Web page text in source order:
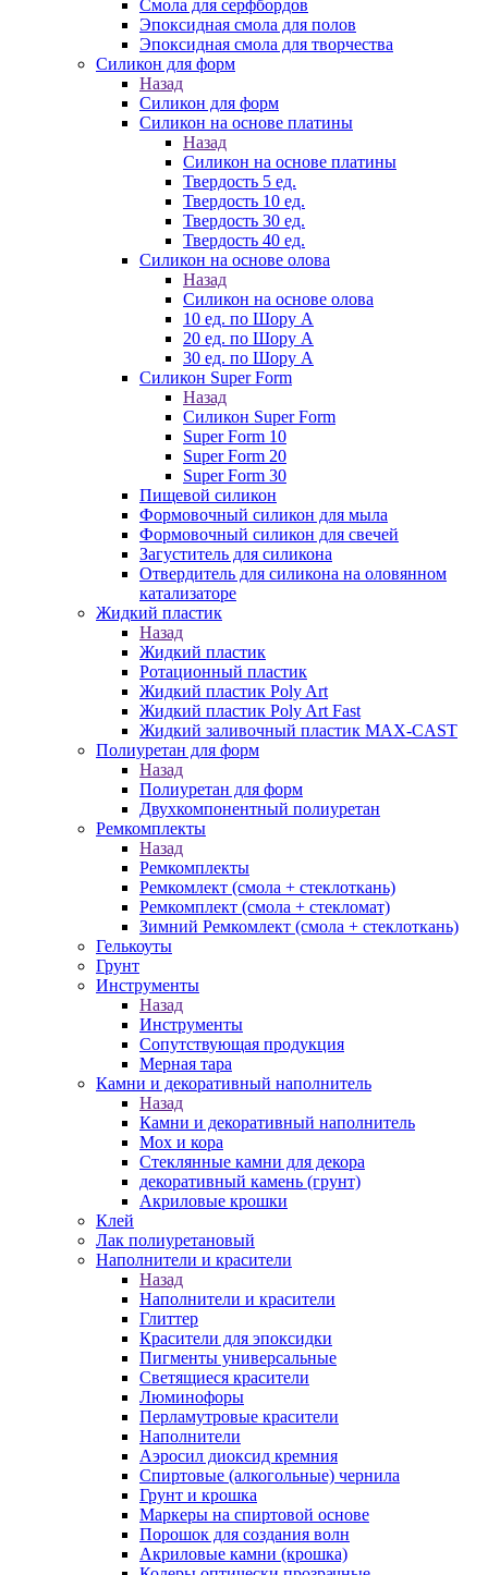
Смола для серфбордов
Эпоксидная смола для полов
Эпоксидная смола для творчества
Силикон для форм
Назад
Силикон для форм
Силикон на основе платины
Назад
Силикон на основе платины
Твердость 5 ед.
Твердость 10 ед.
Твердость 30 ед.
Твердость 40 ед.
Силикон на основе олова
Назад
Силикон на основе олова
10 ед. по Шору А
20 ед. по Шору А
30 ед. по Шору А
Силикон Super Form
Назад
Силикон Super Form
Super Form 10
Super Form 20
Super Form 30
Пищевой силикон
Формовочный силикон для мыла
Формовочный силикон для свечей
Загуститель для силикона
Отвердитель для силикона на оловянном
катализаторе
Жидкий пластик
Назад
Жидкий пластик
Ротационный пластик
Жидкий пластик Poly Art
Жидкий пластик Poly Art Fast
Жидкий заливочный пластик MAX-CAST
Полиуретан для форм
Назад
Полиуретан для форм
Двухкомпонентный полиуретан
Ремкомплекты
Назад
Ремкомплекты
Ремкомлект (смола + стеклоткань)
Ремкомплект (смола + стекломат)
Зимний Ремкомлект (смола + стеклоткань)
Гелькоуты
Грунт
Инструменты
Назад
Инструменты
Сопутствующая продукция
Мерная тара
Камни и декоративный наполнитель
Назад
Камни и декоративный наполнитель
Мох и кора
Стеклянные камни для декора
декоративный камень (грунт)
Акриловые крошки
Клей
Лак полиуретановый
Наполнители и красители
Назад
Наполнители и красители
Глиттер
Красители для эпоксидки
Пигменты универсальные
Светящиеся красители
Люминофоры
Перламутровые красители
Наполнители
Аэросил диоксид кремния
Спиртовые (алкогольные) чернила
Грунт и крошка
Маркеры на спиртовой основе
Порошок для создания волн
Акриловые камни (крошка)